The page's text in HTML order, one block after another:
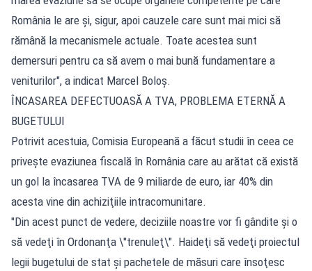
România le are şi, sigur, apoi cauzele care sunt mai mici să
rămână la mecanismele actuale. Toate acestea sunt
demersuri pentru ca să avem o mai bună fundamentare a
veniturilor", a indicat Marcel Boloş.
ÎNCASAREA DEFECTUOASĂ A TVA, PROBLEMA ETERNĂ A
BUGETULUI
Potrivit acestuia, Comisia Europeană a făcut studii în ceea ce
priveşte evaziunea fiscală în România care au arătat că există
un gol la încasarea TVA de 9 miliarde de euro, iar 40% din
acesta vine din achiziţiile intracomunitare.
"Din acest punct de vedere, deciziile noastre vor fi gândite şi o
să vedeţi în Ordonanţa \"trenuleţ\". Haideţi să vedeţi proiectul
legii bugetului de stat şi pachetele de măsuri care însoţesc